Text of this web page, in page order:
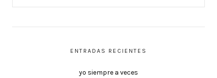
ENTRADAS RECIENTES
yo siempre a veces